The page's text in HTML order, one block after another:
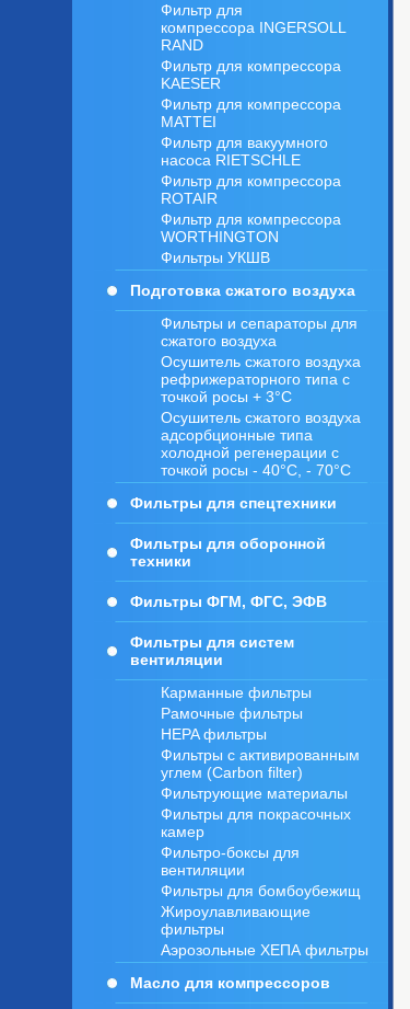
Фильтр для
компрессора INGERSOLL
RAND
Фильтр для компрессора
KAESER
Фильтр для компрессора
MATTEI
Фильтр для вакуумного
насоса RIETSCHLE
Фильтр для компрессора
ROTAIR
Фильтр для компрессора
WORTHINGTON
Фильтры УКШВ
Подготовка сжатого воздуха
Фильтры и сепараторы для
сжатого воздуха
Осушитель сжатого воздуха
рефрижераторного типа с
точкой росы + 3°C
Осушитель сжатого воздуха
адсорбционные типа
холодной регенерации с
точкой росы - 40°C, - 70°C
Фильтры для спецтехники
Фильтры для оборонной
техники
Фильтры ФГМ, ФГС, ЭФВ
Фильтры для систем
вентиляции
Карманные фильтры
Рамочные фильтры
HEPA фильтры
Фильтры с активированным
углем (Carbon filter)
Фильтрующие материалы
Фильтры для покрасочных
камер
Фильтро-боксы для
вентиляции
Фильтры для бомбоубежищ
Жироулавливающие
фильтры
Аэрозольные ХЕПА фильтры
Масло для компрессоров